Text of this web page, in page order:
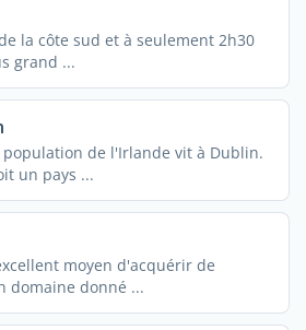
la côte sud et à seulement 2h30
grand ...
de l'Irlande vit à Dublin.
un pays ...
moyen d'acquérir de
domaine donné ...